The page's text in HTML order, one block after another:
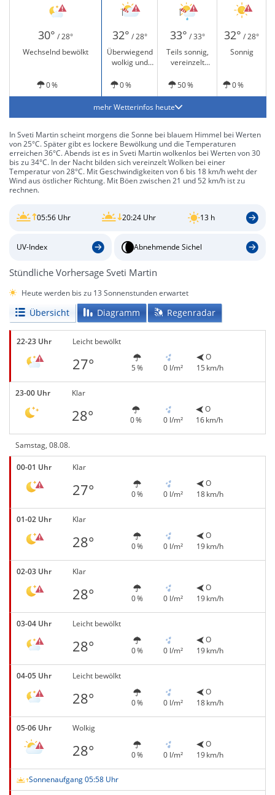
30° / 28° 32° / 28° 33° / 33° 32° / 28°
Wechselnd bewölkt
Überwiegend
wolkig und
Teils sonnig,
vereinzelt
und windig
Sonnig
0 % 0 % 50 % 0 %
mehr Wetterinfos heute
In Sveti Martin scheint morgens die Sonne bei blauem Himmel bei Werten
von 25°C. Später gibt es lockere Bewölkung und die Temperaturen
erreichen 36°C. Abends ist es in Sveti Martin wolkenlos bei Werten von 30
bis zu 34°C. In der Nacht bilden sich vereinzelt Wolken bei einer
Temperatur von 28°C. Mit Geschwindigkeiten von 6 bis 18 km/h weht der
Wind aus östlicher Richtung. Mit Böen zwischen 21 und 52 km/h ist zu
rechnen.
05:56 Uhr 20:24 Uhr 13 h
UV-Index Abnehmende Sichel
Stündliche Vorhersage Sveti Martin
Heute werden bis zu 13 Sonnenstunden erwartet
Übersicht Diagramm Regenradar
22-23 Uhr Leicht bewölkt
27° 5 % 0 l/m²
O
15 km/h
23-00 Uhr Klar
28° 0 % 0 l/m²
O
16 km/h
Samstag, 08.08.
00-01 Uhr Klar
27° 0 % 0 l/m²
O
18 km/h
01-02 Uhr Klar
28° 0 % 0 l/m²
O
19 km/h
02-03 Uhr Klar
28° 0 % 0 l/m²
O
19 km/h
03-04 Uhr Leicht bewölkt
28° 0 % 0 l/m²
O
19 km/h
04-05 Uhr Leicht bewölkt
28° 0 % 0 l/m²
O
18 km/h
05-06 Uhr Wolkig
28° 0 % 0 l/m²
O
19 km/h
Sonnenaufgang 05:58 Uhr